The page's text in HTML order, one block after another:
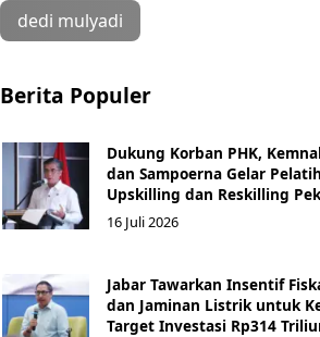
dedi mulyadi
Berita Populer
Dukung Korban PHK,
dan Sampoerna Gelar
Upskilling dan Reskilling
16 Juli 2026
Jabar Tawarkan Insentif
dan Jaminan Listrik untuk
Target Investasi Rp314